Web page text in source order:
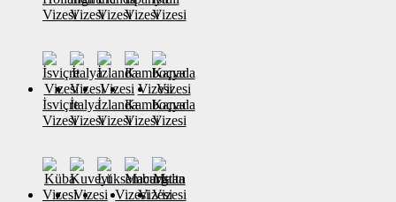
VizesiVizesiVizesiVizesiVizesi
İsviçre
Vizesi
İtalya
Vizesi
İzlanda
Vizesi
Kamboçya
Vizesi
Kanada
Vizesi